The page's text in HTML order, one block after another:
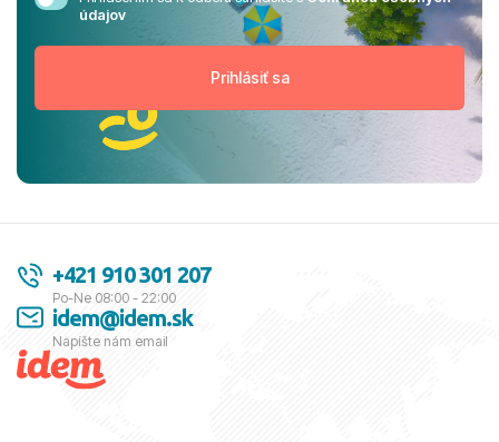
údajov
+421 910 301 207
Po-Ne 08:00 - 22:00
idem@idem.sk
Napíšte nám email